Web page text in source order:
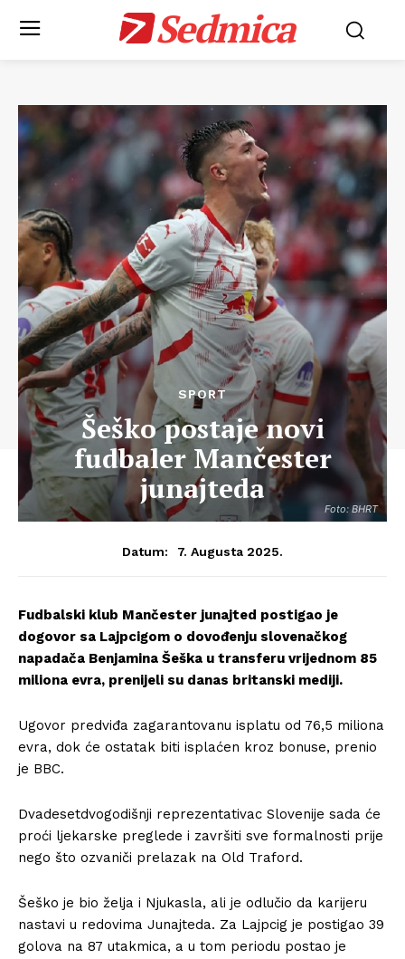
Sedmica
Foto: BHRT
SPORT
Šeško postaje novi
fudbaler Mančester
junajteda
Datum: 7. Augusta 2025.
Fudbalski klub Mančester junajted postigao je
dogovor sa Lajpcigom o dovođenju slovenačkog
napadača Benjamina Šeška u transferu vrijednom 85
miliona evra, prenijeli su danas britanski mediji.
Ugovor predviđa zagarantovanu isplatu od 76,5 miliona
evra, dok će ostatak biti isplaćen kroz bonuse, prenio
je BBC.
Dvadesetdvogodišnji reprezentativac Slovenije sada će
proći ljekarske preglede i završiti sve formalnosti prije
nego što ozvaniči prelazak na Old Traford.
Šeško je bio želja i Njukasla, ali je odlučio da karijeru
nastavi u redovima Junajteda. Za Lajpcig je postigao 39
golova na 87 utakmica, a u tom periodu postao je